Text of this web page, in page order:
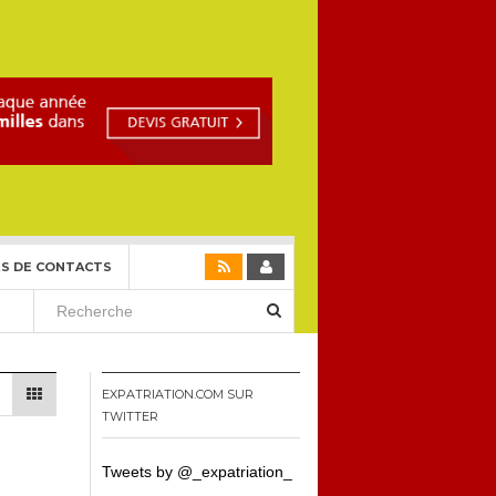
DE CONTACTS
EXPATRIATION.COM SUR
TWITTER
Tweets by @_expatriation_